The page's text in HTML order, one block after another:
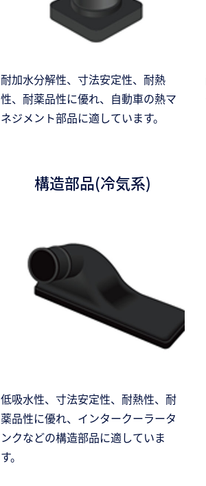
耐加水分解性、寸法安定性、耐熱
性、耐薬品性に優れ、自動車の熱マ
ネジメント部品に適しています。
構造部品(冷気系)
低吸水性、寸法安定性、耐熱性、耐
薬品性に優れ、インタークーラータ
ンクなどの構造部品に適していま
す。